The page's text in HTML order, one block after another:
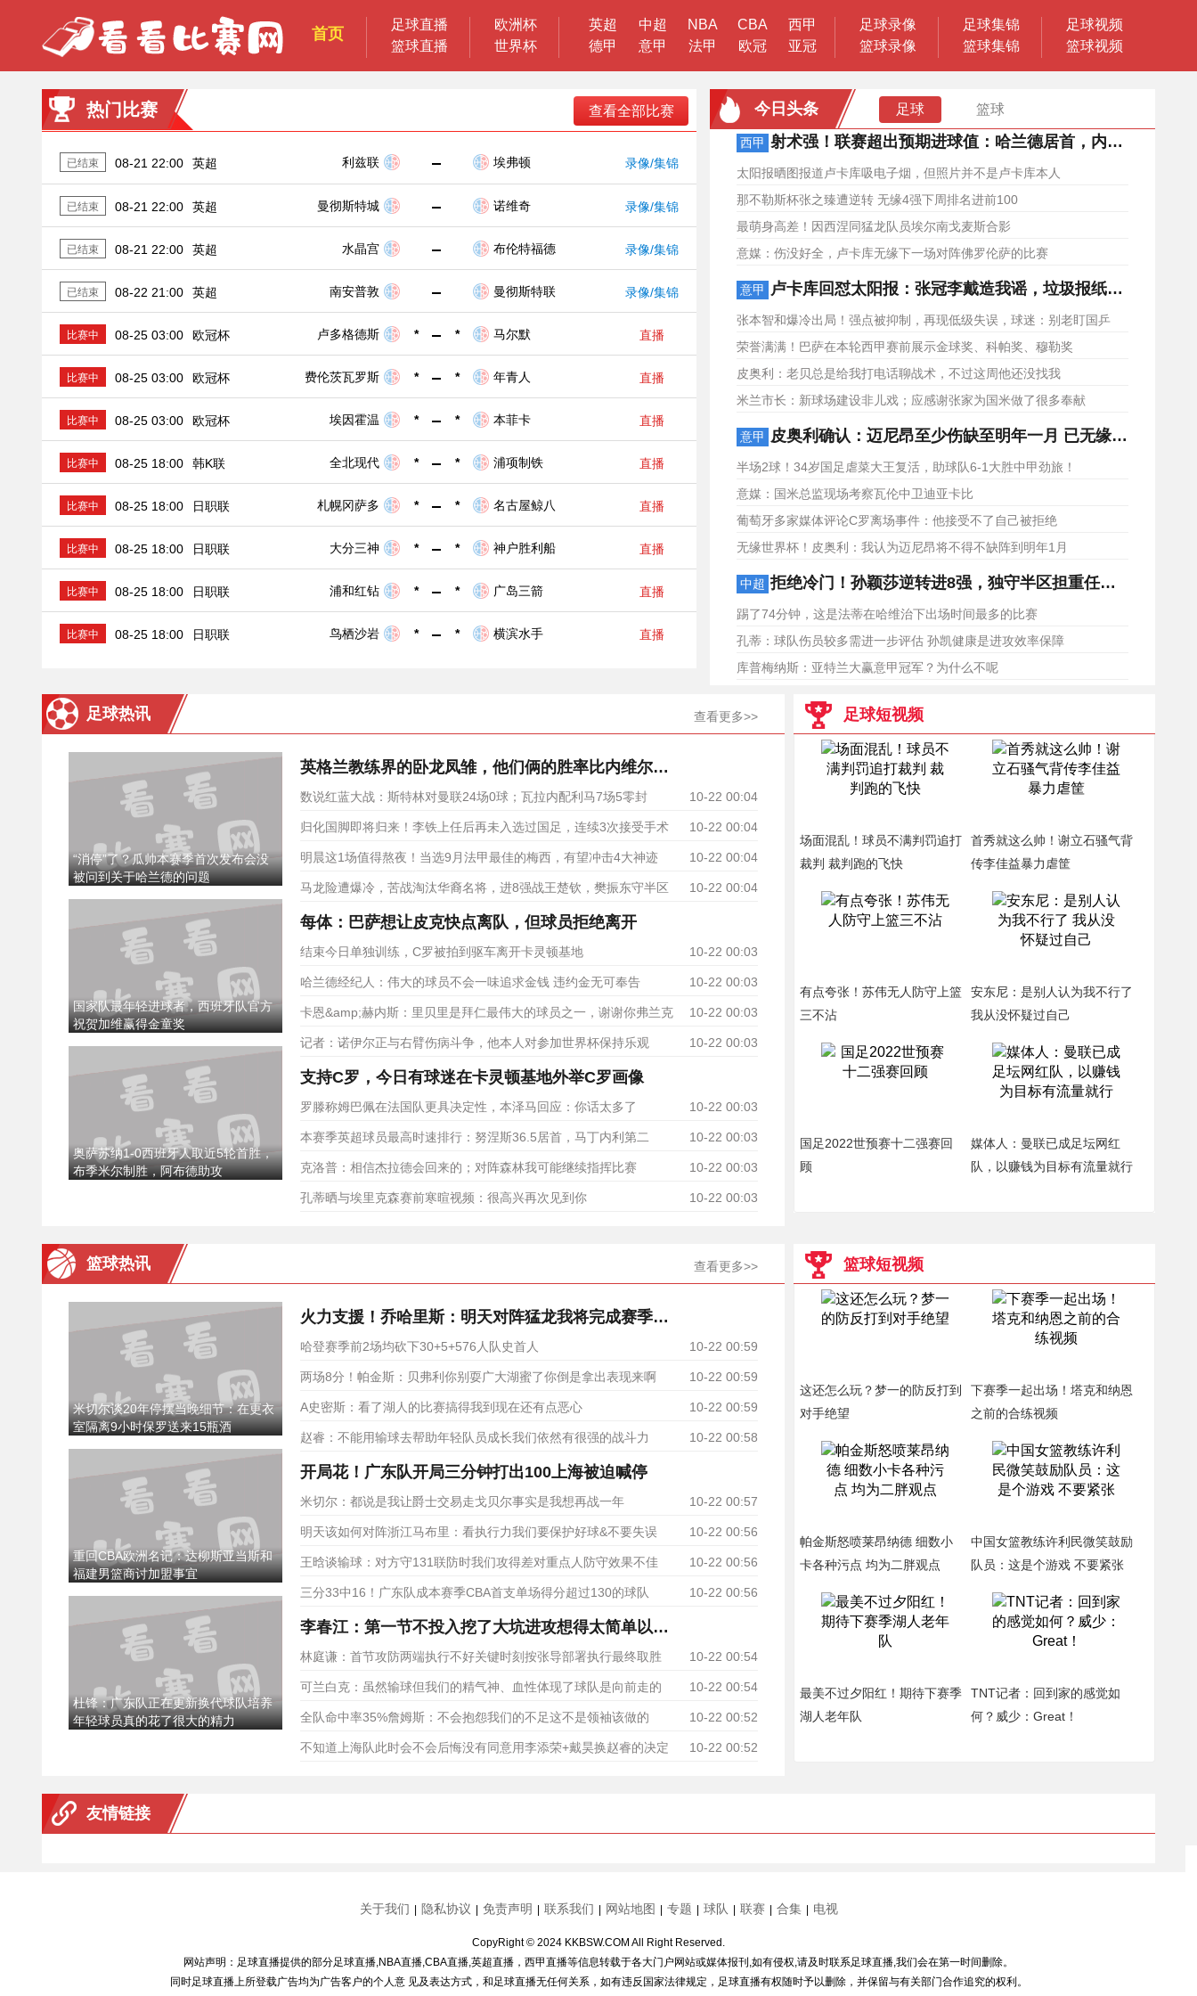
首页
足球直播
篮球直播
欧洲杯
世界杯
英超 中超 NBA CBA
西甲
德甲
意甲 法甲 欧冠 亚冠
足球录像
篮球录像
足球集锦
篮球集锦
足球视频
篮球视频
热门比赛 查看全部比赛
已结束 08-21 22:00 英超 利兹联 - 埃弗顿 录像/集锦
已结束 08-21 22:00 英超 曼彻斯特城 - 诺维奇 录像/集锦
已结束 08-21 22:00 英超 水晶宫 - 布伦特福德 录像/集锦
已结束 08-22 21:00 英超 南安普敦 - 曼彻斯特联 录像/集锦
比赛中 08-25 03:00 欧冠杯 卢多格德斯 * - * 马尔默 直播
比赛中 08-25 03:00 欧冠杯 费伦茨瓦罗斯 * - * 年青人 直播
比赛中 08-25 03:00 欧冠杯 埃因霍温 * - * 本菲卡 直播
比赛中 08-25 18:00 韩K联 全北现代 * - * 浦项制铁 直播
比赛中 08-25 18:00 日职联 札幌冈萨多 * - * 名古屋鲸八 直播
比赛中 08-25 18:00 日职联 大分三神 * - * 神户胜利船 直播
比赛中 08-25 18:00 日职联 浦和红钻 * - * 广岛三箭 直播
比赛中 08-25 18:00 日职联 鸟栖沙岩 * - * 横滨水手 直播
今日头条 足球 篮球
西甲 射术强！联赛超出预期进球值：哈兰德居首，内马尔、巴尔韦德在列
太阳报晒图报道卢卡库吸电子烟，但照片并不是卢卡库本人
那不勒斯杯张之臻遭逆转 无缘4强下周排名进前100
最萌身高差！因西涅同猛龙队员埃尔南戈麦斯合影
意媒：伤没好全，卢卡库无缘下一场对阵佛罗伦萨的比赛
意甲 卢卡库回怼太阳报：张冠李戴造我谣，垃圾报纸等着我律师函吧
张本智和爆冷出局！强点被抑制，再现低级失误，球迷：别老盯国乒
荣誉满满！巴萨在本轮西甲赛前展示金球奖、科帕奖、穆勒奖
皮奥利：老贝总是给我打电话聊战术，不过这周他还没找我
米兰市长：新球场建设非儿戏；应感谢张家为国米做了很多奉献
意甲 皮奥利确认：迈尼昂至少伤缺至明年一月 已无缘本届世界杯
半场2球！34岁国足虐菜大王复活，助球队6-1大胜中甲劲旅！
意媒：国米总监现场考察瓦伦中卫迪亚卡比
葡萄牙多家媒体评论C罗离场事件：他接受不了自己被拒绝
无缘世界杯！皮奥利：我认为迈尼昂将不得不缺阵到明年1月
中超 拒绝冷门！孙颖莎逆转进8强，独守半区担重任，王艺迪迎战陈幸同
踢了74分钟，这是法蒂在哈维治下出场时间最多的比赛
孔蒂：球队伤员较多需进一步评估 孙凯健康是进攻效率保障
库普梅纳斯：亚特兰大赢意甲冠军？为什么不呢
足球热讯 查看更多>>
“消停”了？瓜帅本赛季首次发布会没
被问到关于哈兰德的问题
国家队最年轻进球者，西班牙队官方
祝贺加维赢得金童奖
奥萨苏纳1-0西班牙人取近5轮首胜，
布季米尔制胜，阿布德助攻
英格兰教练界的卧龙凤雏，他们俩的胜率比内维尔还低
数说红蓝大战：斯特林对曼联24场0球；瓦拉内配利马7场5零封 10-22 00:04
归化国脚即将归来！李铁上任后再未入选过国足，连续3次接受手术 10-22 00:04
明晨这1场值得熬夜！当选9月法甲最佳的梅西，有望冲击4大神迹 10-22 00:04
马龙险遭爆冷，苦战淘汰华裔名将，进8强战王楚钦，樊振东守半区 10-22 00:04
每体：巴萨想让皮克快点离队，但球员拒绝离开
结束今日单独训练，C罗被拍到驱车离开卡灵顿基地 10-22 00:03
哈兰德经纪人：伟大的球员不会一味追求金钱 违约金无可奉告 10-22 00:03
卡恩&amp;赫内斯：里贝里是拜仁最伟大的球员之一，谢谢你弗兰克 10-22 00:03
记者：诺伊尔正与右臂伤病斗争，他本人对参加世界杯保持乐观 10-22 00:03
支持C罗，今日有球迷在卡灵顿基地外举C罗画像
罗滕称姆巴佩在法国队更具决定性，本泽马回应：你话太多了 10-22 00:03
本赛季英超球员最高时速排行：努涅斯36.5居首，马丁内利第二 10-22 00:03
克洛普：相信杰拉德会回来的；对阵森林我可能继续指挥比赛 10-22 00:03
孔蒂晒与埃里克森赛前寒暄视频：很高兴再次见到你 10-22 00:03
足球短视频
场面混乱！球员不满判罚追打
裁判 裁判跑的飞快
首秀就这么帅！谢立石骚气背
传李佳益暴力虐筐
有点夸张！苏伟无人防守上篮
三不沾
安东尼：是别人认为我不行了
我从没怀疑过自己
国足2022世预赛十二强赛回
顾
媒体人：曼联已成足坛网红
队，以赚钱为目标有流量就行
篮球热讯 查看更多>>
米切尔谈20年停摆当晚细节：在更衣
室隔离9小时保罗送来15瓶酒
重回CBA欧洲名记：达柳斯亚当斯和
福建男篮商讨加盟事宜
杜锋：广东队正在更新换代球队培养
年轻球员真的花了很大的精力
火力支援！乔哈里斯：明天对阵猛龙我将完成赛季首秀
哈登赛季前2场均砍下30+5+576人队史首人 10-22 00:59
两场8分！帕金斯：贝弗利你别耍广大湖蜜了你倒是拿出表现来啊 10-22 00:59
A史密斯：看了湖人的比赛搞得我到现在还有点恶心 10-22 00:59
赵睿：不能用输球去帮助年轻队员成长我们依然有很强的战斗力 10-22 00:58
开局花！广东队开局三分钟打出100上海被迫喊停
米切尔：都说是我让爵士交易走戈贝尔事实是我想再战一年 10-22 00:57
明天该如何对阵浙江马布里：看执行力我们要保护好球&不要失误 10-22 00:56
王晗谈输球：对方守131联防时我们攻得差对重点人防守效果不佳 10-22 00:56
三分33中16！广东队成本赛季CBA首支单场得分超过130的球队 10-22 00:56
李春江：第一节不投入挖了大坑进攻想得太简单以致成功率极低
林庭谦：首节攻防两端执行不好关键时刻按张导部署执行最终取胜 10-22 00:54
可兰白克：虽然输球但我们的精气神、血性体现了球队是向前走的 10-22 00:54
全队命中率35%詹姆斯：不会抱怨我们的不足这不是领袖该做的 10-22 00:52
不知道上海队此时会不会后悔没有同意用李添荣+戴昊换赵睿的决定 10-22 00:52
篮球短视频
这还怎么玩？梦一的防反打到
对手绝望
下赛季一起出场！塔克和纳恩
之前的合练视频
帕金斯怒喷莱昂纳德 细数小
卡各种污点 均为二胖观点
中国女篮教练许利民微笑鼓励
队员：这是个游戏 不要紧张
最美不过夕阳红！期待下赛季
湖人老年队
TNT记者：回到家的感觉如
何？威少：Great！
友情链接
关于我们 隐私协议 免责声明 联系我们 网站地图 专题 球队 联赛 合集 电视
CopyRight © 2024 KKBSW.COM All Right Reserved.
网站声明：足球直播提供的部分足球直播,NBA直播,CBA直播,英超直播，西甲直播等信息转载于各大门户网站或媒体报刊,如有侵权,请及时联系足球直播,我们会在第一时间删除。
同时足球直播上所登载广告均为广告客户的个人意 见及表达方式，和足球直播无任何关系，如有违反国家法律规定，足球直播有权随时予以删除，并保留与有关部门合作追究的权利。